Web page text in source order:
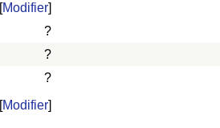
[Modifier]
?
?
?
[Modifier]